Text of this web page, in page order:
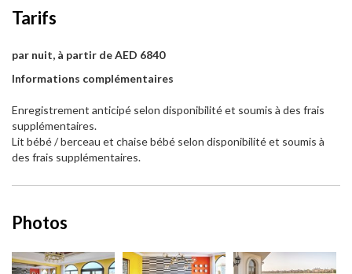
Tarifs
par nuit, à partir de AED 6840
Informations complémentaires
Enregistrement anticipé selon disponibilité et soumis à des frais
supplémentaires.
Lit bébé / berceau et chaise bébé selon disponibilité et soumis à
des frais supplémentaires.
Photos